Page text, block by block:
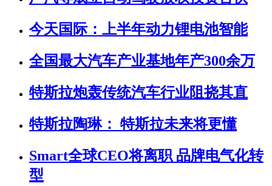
今天国际：上半年动力锂电池智能
全国最大汽车产业基地年产300余万
特斯拉炮轰传统汽车行业阻挠其直
特斯拉陶琳： 特斯拉未来将更懂
Smart全球CEO将离职 品牌电气化转
型